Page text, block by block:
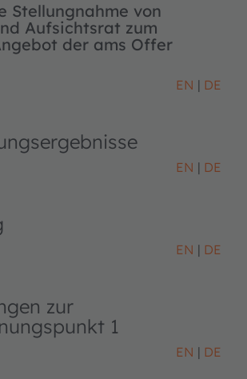
Stellungnahme von
Aufsichtsrat zum
der ams Offer
EN DE
EN DE
EN DE
zur
1
EN DE